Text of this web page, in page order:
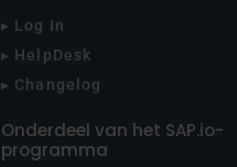
Onderdeel van het SAP.io-
programma
▸ Log In
▸ HelpDesk
▸ Changelog